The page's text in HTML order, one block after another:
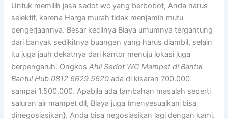
Untuk memilih jasa sedot wc yang berbobot, Anda harus
selektif, karena Harga murah tidak menjamin mutu
pengerjaannya. Besar kecilnya Biaya umumnya tergantung
dari banyak sedikitnya buangan yang harus diambil, selain
itu juga jauh dekatnya dari kantor menuju lokasi juga
berpengaruh. OngkosAhli Sedot WC Mampet di Bantul
Bantul Hub 0812 6629 5620 ada di kisaran 700.000
sampai 1.500.000. Apabila ada tambahan masalah seperti
saluran air mampet dll, Biaya juga (menyesuaikan|bisa
dinegosiasikan}. Anda bisa negosiasikan lagi dengan kami.